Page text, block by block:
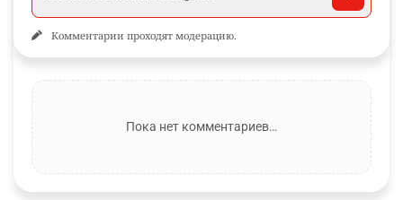
Комментарии проходят модерацию.
Пока нет комментариев…